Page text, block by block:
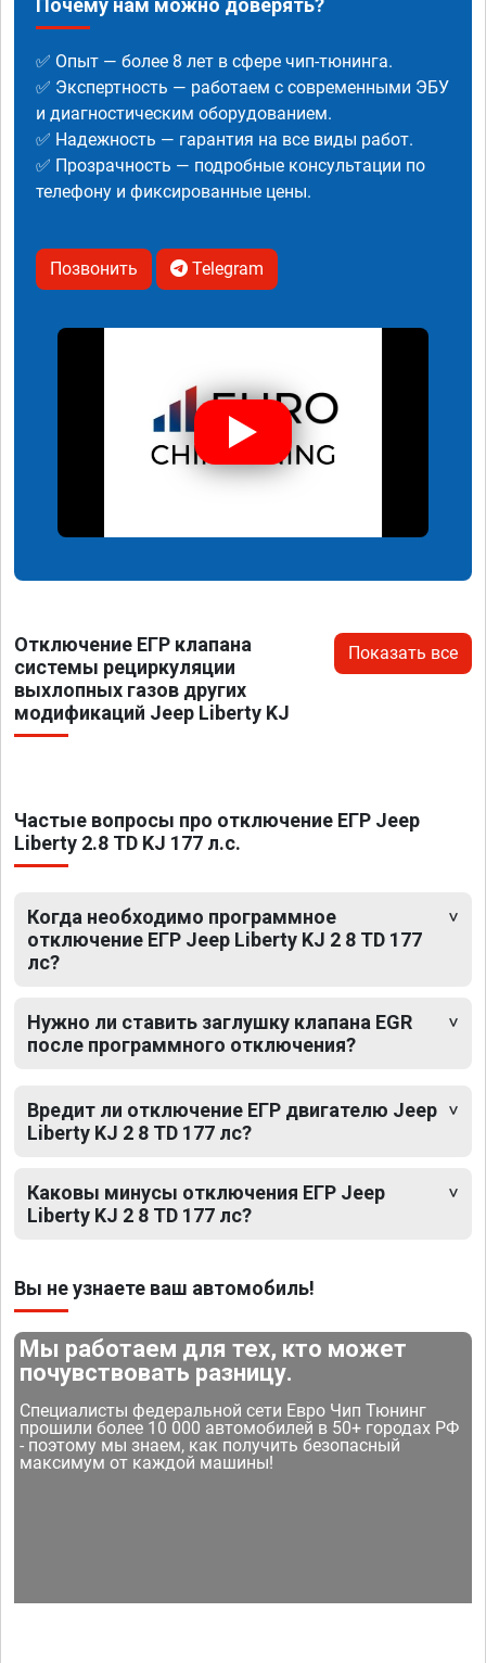
Почему нам можно доверять?
✅ Опыт — более 8 лет в сфере чип-тюнинга.
✅ Экспертность — работаем с современными ЭБУ
и диагностическим оборудованием.
✅ Надежность — гарантия на все виды работ.
✅ Прозрачность — подробные консультации по
телефону и фиксированные цены.
Позвонить Telegram
Отключение ЕГР клапана
системы рециркуляции
выхлопных газов других
модификаций Jeep Liberty KJ
Показать все
Частые вопросы про отключение ЕГР Jeep
Liberty 2.8 TD KJ 177 л.с.
Когда необходимо программное
отключение ЕГР Jeep Liberty KJ 2 8 TD 177
лс?
Нужно ли ставить заглушку клапана EGR
после программного отключения?
Вредит ли отключение ЕГР двигателю Jeep
Liberty KJ 2 8 TD 177 лс?
Каковы минусы отключения ЕГР Jeep
Liberty KJ 2 8 TD 177 лс?
Вы не узнаете ваш автомобиль!
Мы работаем для тех, кто может
почувствовать разницу.
Специалисты федеральной сети Евро Чип Тюнинг
прошили более 10 000 автомобилей в 50+ городах РФ
- поэтому мы знаем, как получить безопасный
максимум от каждой машины!